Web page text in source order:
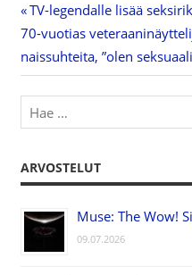
Artikkelien
selaus
Previous
Post:
TV-legendalle lisää
Next
Post:
70-vuotias
naissuhteita, ”olen
ARVOSTELUT
Muse: The
09.07.2026